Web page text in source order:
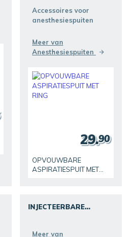
Accessoires voor
anesthesiespuiten
Meer van
Anesthesiespuiten
OPVOUWBARE
ASPIRATIESPUIT MET
29.90
INJECTEERBARE
Meer van